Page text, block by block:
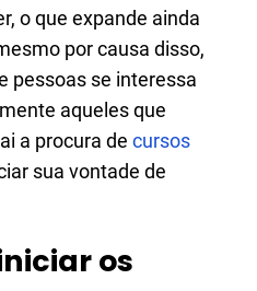
o que expande ainda
por causa disso,
pessoas se interessa
aqueles que
a procura de cursos
sua vontade de
os